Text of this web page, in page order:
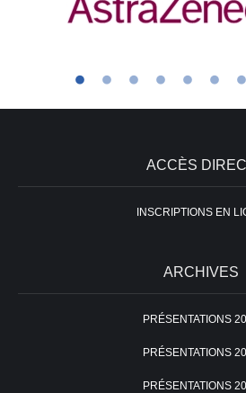
ACCÈS
INSCRIPTIONS EN
ARCHIVES
PRÉSENTATIONS
PRÉSENTATIONS
PRÉSENTATIONS